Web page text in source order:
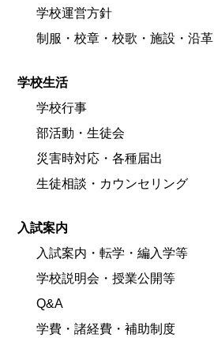
学校運営方針
制服・校章・校歌・施設・沿革
学校生活
学校行事
部活動・生徒会
災害時対応・各種届出
生徒相談・カウンセリング
入試案内
入試案内・転学・編入学等
学校説明会・授業公開等
Q&A
学費・諸経費・補助制度